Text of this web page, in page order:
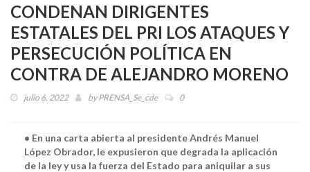
CONDENAN DIRIGENTES
ESTATALES DEL PRI LOS ATAQUES Y
PERSECUCIÓN POLÍTICA EN
CONTRA DE ALEJANDRO MORENO
julio 6, 2022 byPRENSA_Se_cde 0
• En una carta abierta al presidente Andrés Manuel
López Obrador, le expusieron que degrada la aplicación
de la ley y usa la fuerza del Estado para aniquilar a sus